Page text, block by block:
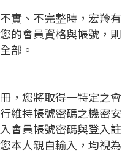
實、不完整時，宏羚有
的會員資格與帳號，則
部。
，您將取得一特定之會
維持帳號密碼之機密安
會員帳號密碼與登入註
本人親自輸入，均視為